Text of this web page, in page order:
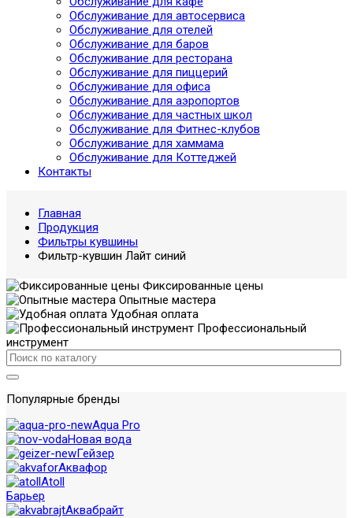
Обслуживание для автосервиса
Обслуживание для отелей
Обслуживание для баров
Обслуживание для ресторана
Обслуживание для пиццерий
Обслуживание для офиса
Обслуживание для аэропортов
Обслуживание для частных школ
Обслуживание для Фитнес-клубов
Обслуживание для хаммама
Обслуживание для Коттеджей
Контакты
Главная
Продукция
Фильтры кувшины
Фильтр-кувшин Лайт синий
Фиксированные цены
Опытные мастера
Удобная оплата
Профессиональный
инструмент
Популярные бренды
Aqua Pro
Новая вода
Гейзер
Аквафор
Atoll
Барьер
Аквабрайт